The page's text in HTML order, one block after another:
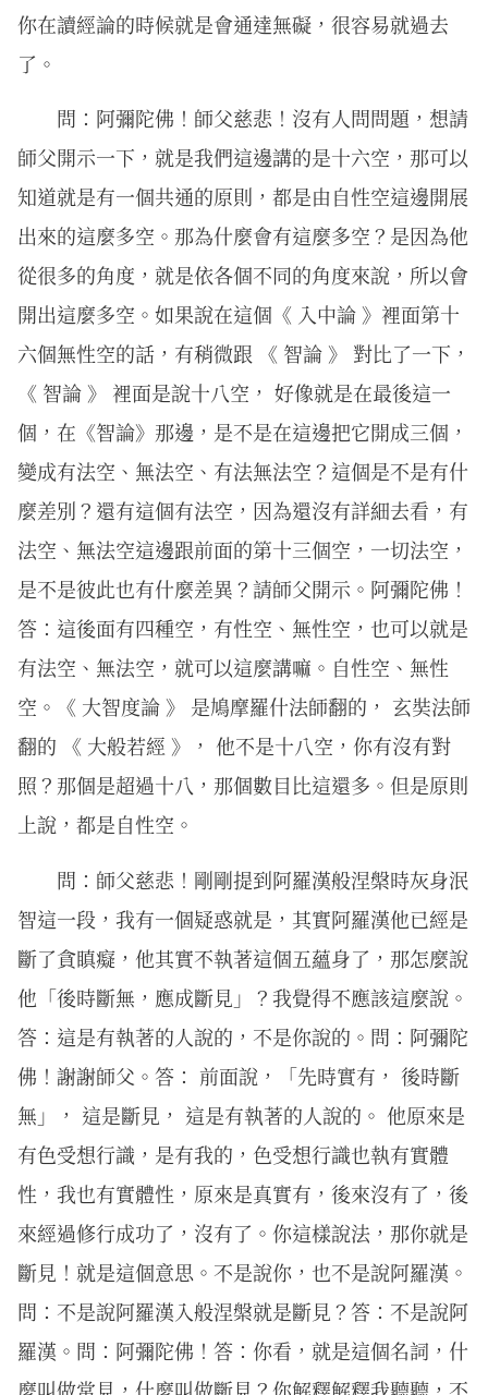
你在讀經論的時候就是會通達無礙，很容易就過去
了。
問：阿彌陀佛！師父慈悲！沒有人問問題，想請
師父開示一下，就是我們這邊講的是十六空，那可以
知道就是有一個共通的原則，都是由自性空這邊開展
出來的這麼多空。那為什麼會有這麼多空？是因為他
從很多的角度，就是依各個不同的角度來說，所以會
開出這麼多空。如果說在這個《 入中論 》裡面第十
六個無性空的話，有稍微跟 《 智論 》 對比了一下，
《 智論 》 裡面是說十八空， 好像就是在最後這一
個，在《智論》那邊，是不是在這邊把它開成三個，
變成有法空、無法空、有法無法空？這個是不是有什
麼差別？還有這個有法空，因為還沒有詳細去看，有
法空、無法空這邊跟前面的第十三個空，一切法空，
是不是彼此也有什麼差異？請師父開示。阿彌陀佛！
答：這後面有四種空，有性空、無性空，也可以就是
有法空、無法空，就可以這麼講嘛。自性空、無性
空。《 大智度論 》 是鳩摩羅什法師翻的， 玄奘法師
翻的 《 大般若經 》， 他不是十八空，你有沒有對
照？那個是超過十八，那個數目比這還多。但是原則
上說，都是自性空。
問：師父慈悲！剛剛提到阿羅漢般涅槃時灰身泯
智這一段，我有一個疑惑就是，其實阿羅漢他已經是
斷了貪瞋癡，他其實不執著這個五蘊身了，那怎麼說
他「後時斷無，應成斷見」？我覺得不應該這麼說。
答：這是有執著的人說的，不是你說的。問：阿彌陀
佛！謝謝師父。答： 前面說，「先時實有， 後時斷
無」， 這是斷見， 這是有執著的人說的。 他原來是
有色受想行識，是有我的，色受想行識也執有實體
性，我也有實體性，原來是真實有，後來沒有了，後
來經過修行成功了，沒有了。你這樣說法，那你就是
斷見！就是這個意思。不是說你，也不是說阿羅漢。
問：不是說阿羅漢入般涅槃就是斷見？答：不是說阿
羅漢。問：阿彌陀佛！答：你看，就是這個名詞，什
麼叫做常見，什麼叫做斷見？你解釋解釋我聽聽，不